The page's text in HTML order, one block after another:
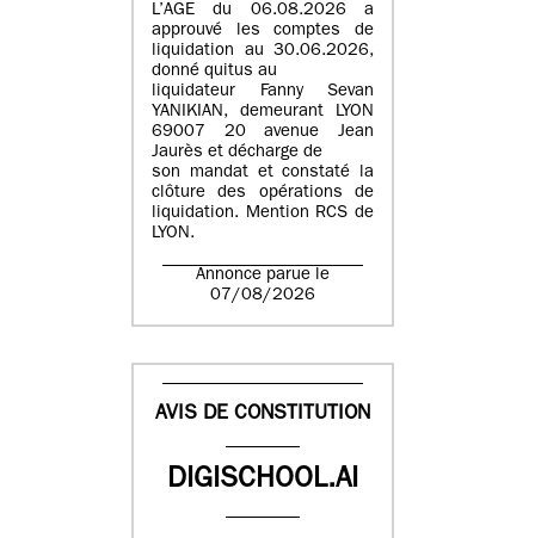
L’AGE du 06.08.2026 a
approuvé les comptes de
liquidation au 30.06.2026,
donné quitus au
liquidateur Fanny Sevan
YANIKIAN, demeurant LYON
69007 20 avenue Jean
Jaurès et décharge de
son mandat et constaté la
clôture des opérations de
liquidation. Mention RCS de
LYON.
Annonce parue le
07/08/2026
AVIS DE CONSTITUTION
DIGISCHOOL.AI